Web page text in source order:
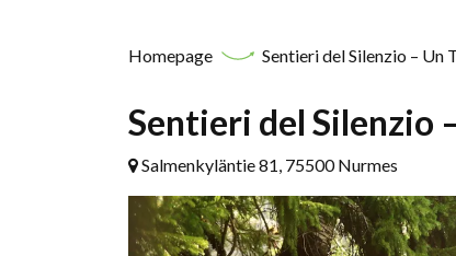
Homepage Sentieri del Silenzio – Un
Sentieri del Silenzio
Salmenkyläntie 81, 75500 Nurmes